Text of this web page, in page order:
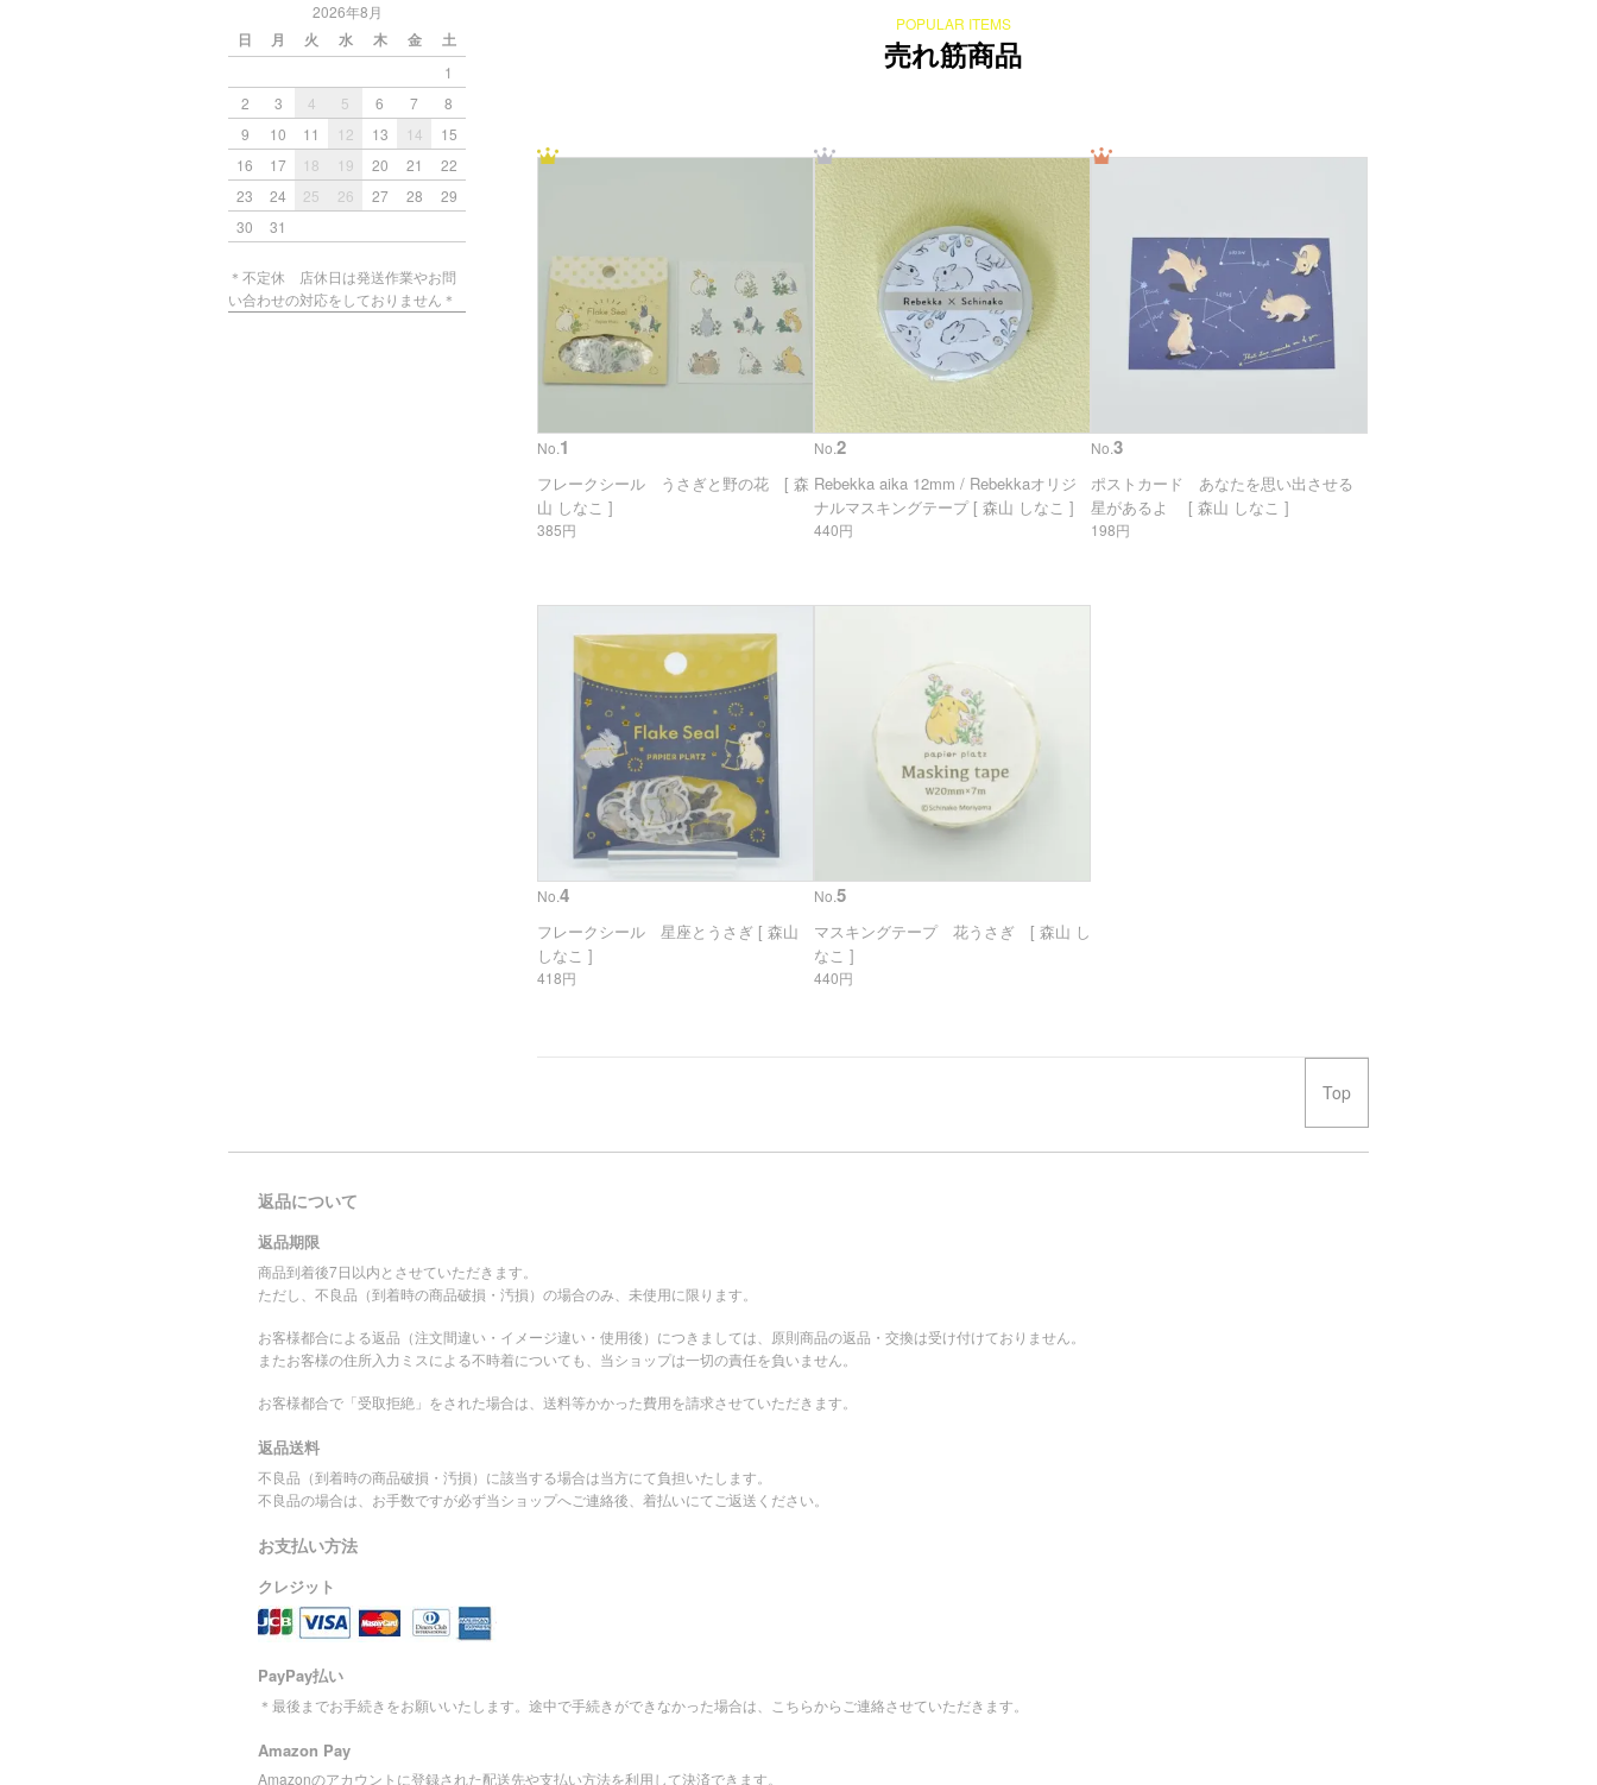
POPULAR ITEMS
売れ筋商品
No. 1
フレークシール うさぎと野の花 [ 森
山 しなこ ]
385円
No. 2
Rebekka aika 12mm / Rebekkaオリジ
ナルマスキングテープ [ 森山 しなこ ]
440円
No. 3
ポストカード あなたを思い出させる
星があるよ [ 森山 しなこ ]
198円
No. 4
フレークシール 星座とうさぎ [ 森山
しなこ ]
418円
No. 5
マスキングテープ 花うさぎ [ 森山 し
なこ ]
440円
2026年8月
日 月 火 水 木 金 土
1
2
3 4 5 6 7
8
9
10 11 12 13 14
15
16
17 18 19 20 21
22
23
24 25 26 27 28
29
30
31
＊不定休 店休日は発送作業やお問
い合わせの対応をしておりません＊
Top
返品について
返品期限
商品到着後7日以内とさせていただきます。
ただし、不良品（到着時の商品破損・汚損）の場合のみ、未使用に限ります。
お客様都合による返品（注文間違い・イメージ違い・使用後）につきましては、原則商品の返品・交換は受け付けておりません。
またお客様の住所入力ミスによる不時着についても、当ショップは一切の責任を負いません。
お客様都合で「受取拒絶」をされた場合は、送料等かかった費用を請求させていただきます。
返品送料
不良品（到着時の商品破損・汚損）に該当する場合は当方にて負担いたします。
不良品の場合は、お手数ですが必ず当ショップへご連絡後、着払いにてご返送ください。
お支払い方法
クレジット
PayPay払い
＊最後までお手続きをお願いいたします。途中で手続きができなかった場合は、こちらからご連絡させていただきます。
Amazon Pay
Amazonのアカウントに登録された配送先や支払い方法を利用して決済できます。